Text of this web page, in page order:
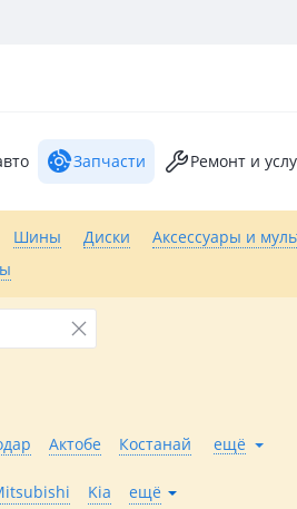
Запчасти Ремонт и
Шины Диски Аксессуары и
Актобе Костанай ещё
Kia ещё